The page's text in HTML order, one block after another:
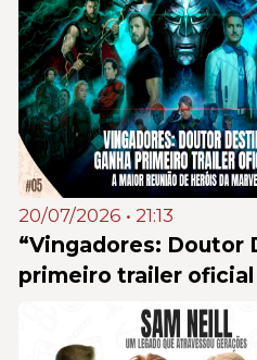
20/07/2026 • 21:13
“Vingadores: Doutor
primeiro trailer oficial